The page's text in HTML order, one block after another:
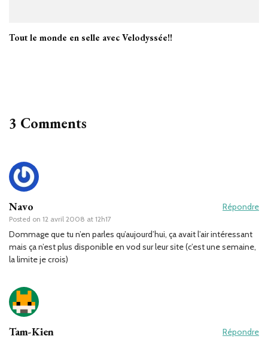
Tout le monde en selle avec Velodyssée!!
3 Comments
Navo
Posted on 12 avril 2008 at 12h17
Répondre
Dommage que tu n’en parles qu’aujourd’hui, ça avait l’air intéressant
mais ça n’est plus disponible en vod sur leur site (c’est une semaine,
la limite je crois)
Tam-Kien Répondre